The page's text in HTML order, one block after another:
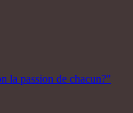
la passion de chacun?"